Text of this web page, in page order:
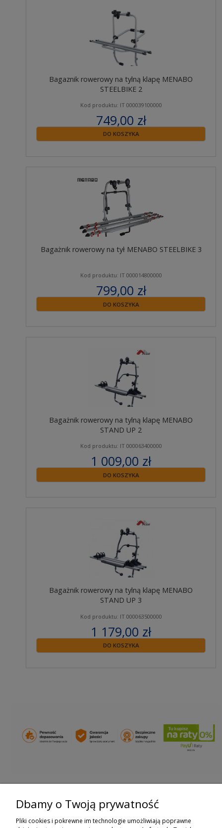
Bagaznik rowerowy na tylną klapę MENABO
STEELBIKE 2
Kod produktu: IT 000039100000
749,00 zł
zawiera 23% VAT
DO KOSZYKA
Bagażnik rowerowy na tył MENABO STEELBIKE 3
Kod produktu: IT 000014800000
799,00 zł
zawiera 23% VAT
DO KOSZYKA
Bagażnik rowerowy na tylną klapę MENABO
STAND UP 2
Kod produktu: IT 000063400000
1 009,00 zł
zawiera 23% VAT
DO KOSZYKA
Bagażnik rowerowy na tylną klapę MENABO
STAND UP 3
Kod produktu: IT 000063500000
1 179,00 zł
zawiera 23% VAT
DO KOSZYKA
ZAPISZ SIĘ DO NEWSLETTERA
Dbamy o Twoją prywatność
Pliki cookies i pokrewne im technologie umożliwiają poprawne